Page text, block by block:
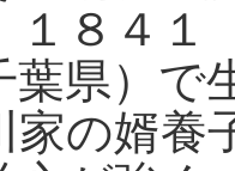
１８４１
葉県）
家の婿養